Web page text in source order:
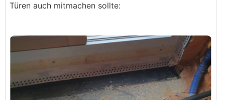
Türen auch mitmachen sollte: